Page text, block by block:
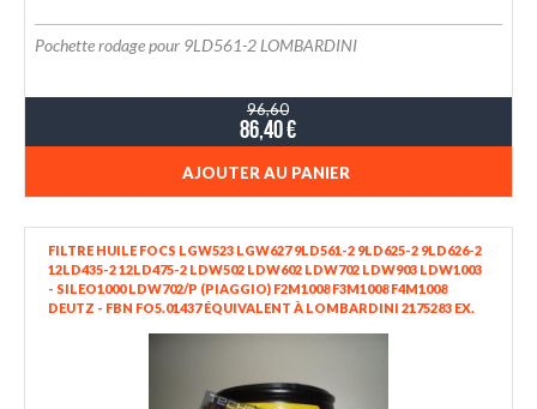
Pochette rodage pour 9LD561-2 LOMBARDINI
96,60
86,40 €
AJOUTER AU PANIER
FILTRE HUILE FOCS LGW523 LGW627 9LD561-2 9LD625-2 9LD626-2
12LD435-2 12LD475-2 LDW502 LDW602 LDW702 LDW903 LDW1003
- SILEO1000 LDW702/P (PIAGGIO) F2M1008 F3M1008 F4M1008
DEUTZ - FBN FO5.01437 ÉQUIVALENT À LOMBARDINI 2175283 EX.